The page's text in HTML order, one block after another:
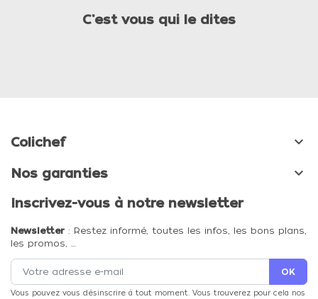
C'est vous qui le dites
Colichef 
Nos garanties 
Inscrivez-vous à notre newsletter
Newsletter : Restez informé, toutes les infos, les bons plans,
les promos, …
Vous pouvez vous désinscrire à tout moment. Vous trouverez pour cela nos